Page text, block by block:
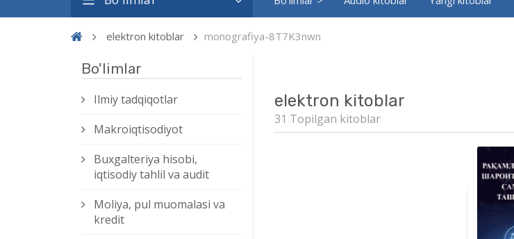
elektron kitoblar monografiya-8T7K3nwn
Bo'limlar
Ilmiy tadqiqotlar
Makroiqtisodiyot
Buxgalteriya hisobi,
iqtisodiy tahlil va audit
Moliya, pul muomalasi va
kredit
elektron kitoblar
31 Topilgan kitoblar